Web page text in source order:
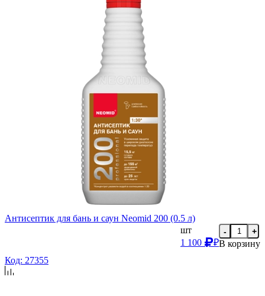
Антисептик для бань и саун Neomid 200 (0.5 л)
шт
1 100
₽
- +
В корзину
Код: 27355